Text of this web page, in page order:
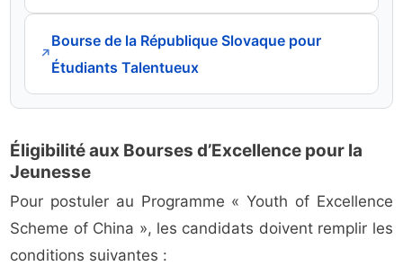
↗
Bourse de la République Slovaque pour
Étudiants Talentueux
Éligibilité aux Bourses d’Excellence pour la
Jeunesse
Pour postuler au Programme « Youth of Excellence
Scheme of China », les candidats doivent remplir les
conditions suivantes :